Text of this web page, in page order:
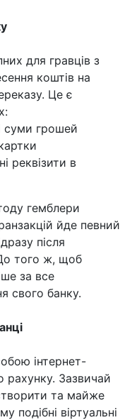
для гравців з
коштів на
Це є
суми грошей
реквізити в
гемблери
йде певний
після
того ж, щоб
за все
свого банку.
інтернет-
рахунку. Зазвичай
та майже
подібні віртуальні